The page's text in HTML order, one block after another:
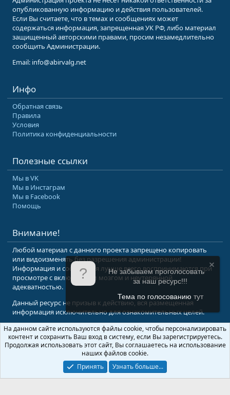
опубликованную информацию и действия пользователей.
Если Вы считаете, что в темах и сообщениях может
содержаться информация, запрещенная УК РФ, либо материал
защищенный авторскими правами, просим незамедлительно
сообщить Администрации.
Email: info@abirvalg.net
Инфо
Обратная связь
Правила
Условия
Политика конфиденциальности
Полезные ссылки
Мы в VK
Мы в Инстаграм
Мы в Facebook
Помощь
Внимание!
Любой материал с данного проекта запрещено копировать
или видоизменять без разрешения администрации!
Информация и сообщения лучше всего воспринимаются при
просмотре с включенным мозгом и неутерянной
адекватностью.
Данный ресурс не призыв к действию, вся размещенная
информация исключительно для ознакомительных целей.
© 2008-2026 Форум Абырвалг.нет - подводная охота, дайвинг, туризм
Перевод: XenForo.Info
Не забываем проголосовать
за наш ресурс!!!
Тема по голосованию тут
На данном сайте используются файлы cookie, чтобы персонализировать
контент и сохранить Ваш вход в систему, если Вы зарегистрируетесь.
Продолжая использовать этот сайт, Вы соглашаетесь на использование
наших файлов cookie.
Принять
Узнать больше...